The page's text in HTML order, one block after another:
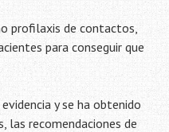
profilaxis de contactos,
para conseguir que
y se ha obtenido
las recomendaciones de